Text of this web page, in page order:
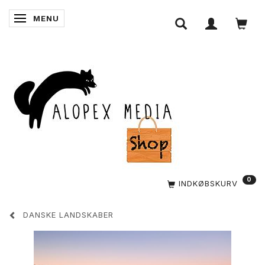
SKIFTE NAVIGATION
MENU
INDKØBSKURV 0
DANSKE LANDSKABER